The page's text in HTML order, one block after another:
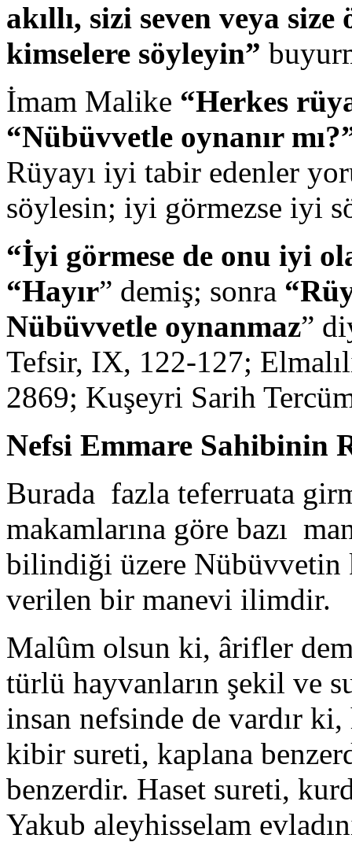
akıllı, sizi seven veya
kimselere söyleyin”
İmam Malike “Herkes
“Nübüvvetle oynanır
Rüyayı iyi tabir edenler
söylesin; iyi görmezse iyi
“İyi görmese de onu iyi
“Hayır” demiş; sonra
Nübüvvetle oynanmaz”
Tefsir, IX, 122-127;
2869; Kuşeyri Sarih
Nefsi Emmare Sahibinin
Burada fazla teferruata
makamlarına göre bazı
bilindiği üzere Nübüvvetin
verilen bir manevi ilimdir.
Malûm olsun ki, ârifler
türlü hayvanların şekil ve
insan nefsinde de vardır
kibir sureti, kaplana
benzerdir. Haset sureti,
Yakub aleyhisselam